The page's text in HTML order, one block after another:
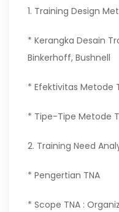
1. Training Design
* Kerangka Desain
Binkerhoff, Bushnell
* Efektivitas Metode
* Tipe-Tipe Metode
2. Training Need
* Pengertian TNA
* Scope TNA :